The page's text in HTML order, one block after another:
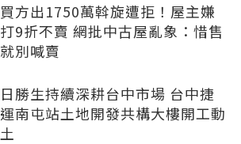
買方出1750萬斡旋遭拒！屋主嫌
打9折不賣 網批中古屋亂象：惜售
就別喊賣
日勝生持續深耕台中市場 台中捷
運南屯站土地開發共構大樓開工動
土